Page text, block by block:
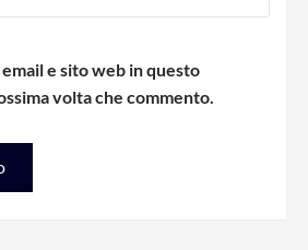
e sito web in questo
volta che commento.